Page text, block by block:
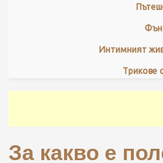
Интимният
Трикове
За какво е